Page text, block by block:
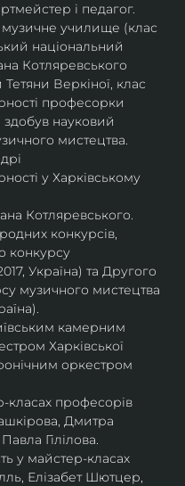
і педагог.
училище (клас
національний
Котляревського
Веркіної, клас
професорки
здобув науковий
мистецтва.
у Харківському
Котляревського.
конкурсів,
конкурсу
Україна) та Другого
музичного мистецтва
камерним
Харківської
оркестром
класах професорів
Дмитра
Гілілова.
у майстер-класах
Елізабет Шютцер,